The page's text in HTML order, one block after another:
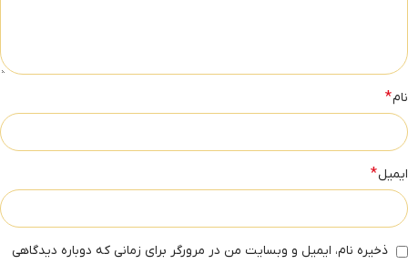
نام*
ایمیل*
ذخیره نام، ایمیل و وبسایت من در مرورگر برای زمانی که دوباره دیدگاهی